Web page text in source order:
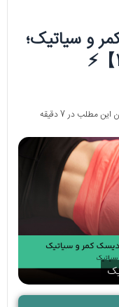
و سیاتیک؛
مطلب در 7 دقیقه